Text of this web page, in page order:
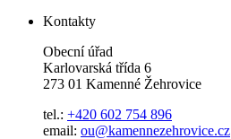
Kontakty
Obecní úřad
Karlovarská třída 6
273 01 Kamenné Žehrovice
tel.: +420 602 754 896
email: ou@kamennezehrovice.cz